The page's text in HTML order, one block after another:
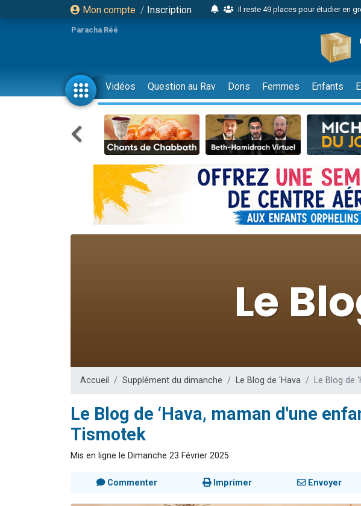
Mon compte / Inscription
Il reste 49 places pour étudier en
2 personnes viennent de nous
6 personnes viennent de nous
4 personnes viennent de faire un
2 personnes viennent de faire un
17 personnes viennent de demander
4 personnes viennent de nous rejoindre
Il reste 49 places pour étudier en
Eva vient de donner son Maasser
4 personnes viennent de nous
3 personnes viennent de nous
Odaya vient de donner son Maasser
30 personnes viennent de faire un
Il reste 49 places pour étudier en
Paracha Réé
Vidéos Question au Rav Dons Femmes Enfants
Accueil Supplément du dimanche Le Blog de 'Hava Le Blog de
Le Blog de ‘Hava, maman d'une
Tismotek
Mis en ligne le Dimanche 23 Février 2025
Commenter Imprimer Envoyer